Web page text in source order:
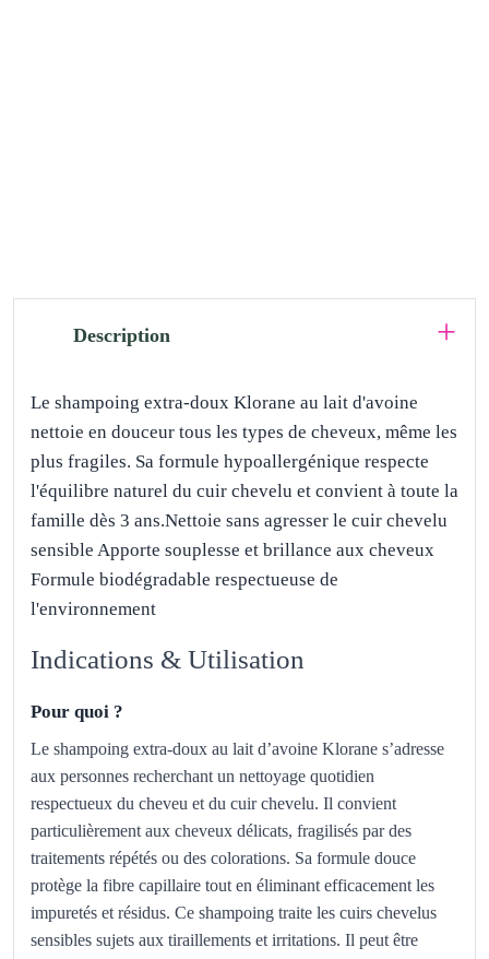
Description
Le shampoing extra-doux Klorane au lait d'avoine
nettoie en douceur tous les types de cheveux, même les
plus fragiles. Sa formule hypoallergénique respecte
l'équilibre naturel du cuir chevelu et convient à toute la
famille dès 3 ans.Nettoie sans agresser le cuir chevelu
sensible Apporte souplesse et brillance aux cheveux
Formule biodégradable respectueuse de
l'environnement
Indications & Utilisation
Pour quoi ?
Le shampoing extra-doux au lait d’avoine Klorane s’adresse
aux personnes recherchant un nettoyage quotidien
respectueux du cheveu et du cuir chevelu. Il convient
particulièrement aux cheveux délicats, fragilisés par des
traitements répétés ou des colorations. Sa formule douce
protège la fibre capillaire tout en éliminant efficacement les
impuretés et résidus. Ce shampoing traite les cuirs chevelus
sensibles sujets aux tiraillements et irritations. Il peut être